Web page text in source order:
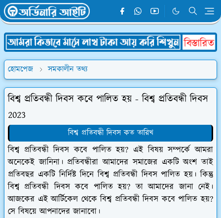
হোমপেজ সমকালীন তথ্য
বিশ্ব প্রতিবন্ধী দিবস কবে পালিত হয় - বিশ্ব প্রতিবন্ধী দিবস
2023
বিশ্ব প্রতিবন্ধী দিবস কত তারিখ
বিশ্ব প্রতিবন্ধী দিবস কবে পালিত হয়? এই বিষয় সম্পর্কে আমরা
অনেকেই জানিনা। প্রতিবন্ধীরা আমাদের সমাজের একটি অংশ তাই
প্রতিবছর একটি নির্দিষ্ট দিনে বিশ্ব প্রতিবন্ধী দিবস পালিত হয়। কিন্তু
বিশ্ব প্রতিবন্ধী দিবস কবে পালিত হয়? তা আমাদের জানা নেই।
আজকের এই আর্টিকেল থেকে বিশ্ব প্রতিবন্ধী দিবস কবে পালিত হয়?
সে বিষয়ে আপনাদের জানাবো।